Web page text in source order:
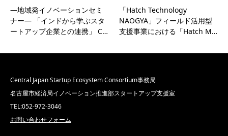
―地域発イノベーションセミ
ナー― 「インドから学ぶスタ
ートアップ企業との連携」 C…
「Hatch Technology
NAOGYA」フィールド活用型
支援事業における「Hatch M…
Central Japan Startup Ecosystem Consortium事務局
名古屋市経済局イノベーション推進部スタートアップ支援室
TEL:052-972-3046
お問い合わせフォーム